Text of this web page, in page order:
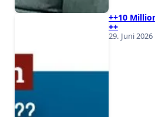
++10
++
29. Juni 2026